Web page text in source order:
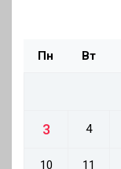
Пн Вт
3 4
10 11